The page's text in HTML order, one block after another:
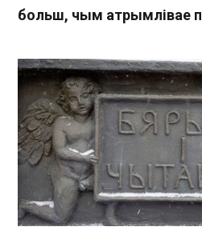
больш, чым атрымлівае